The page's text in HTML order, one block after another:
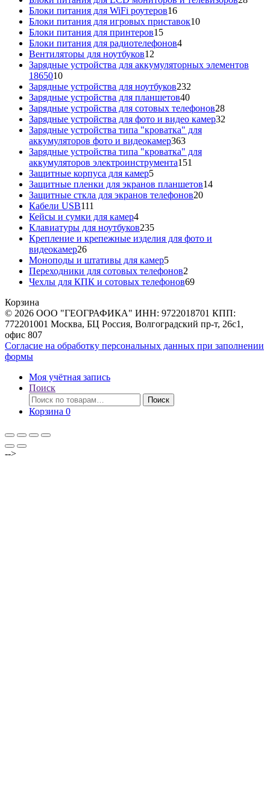
Блоки питания для WiFi роутеров1616
товаров
Блоки питания для игровых приставок1010
Блоки питания для принтеров1515
товаров
Блоки питания для радиотелефонов44
Вентиляторы для ноутбуков12
товаров
Зарядные устройства для аккумуляторных элементов
186501010
товаров
Зарядные устройства для ноутбуков232
Зарядные устройства для планшетов4040
товаров
Зарядные устройства для сотовых телефонов2828
товаров
Зарядные устройства для фото и видео камер32
Зарядные устройства типа "кроватка" для
аккумуляторов фото и видеокамер363363
товара
Зарядные устройства типа "кроватка" для
аккумуляторов электроинструмента151
Защитные корпуса для камер55
товаров
Защитные пленки для экранов планшетов1414
Защитные сткла для экранов телефонов2020
Кабели USB111
товаров
Кейсы и сумки для камер44
товара
Клавиатуры для ноутбуков235235
товаров
Крепление и крепежные изделия для фото и
видеокамер2626
товаров
Моноподы и штативы для камер55
товаров
Переходники для сотовых телефонов2
товара
Чехлы для КПК и сотовых телефонов6969
Корзина
© 2026 ООО "ГЕОГРАФИКА" ИНН: 9722018701 КПП:
772201001 Москва, БЦ Россия, Волгоградский пр-т, 26с1,
офис 807
Согласие на обработку персональных данных при заполнении
формы
Моя учётная запись
Поиск
Искать:
Поиск
Корзина 0
-->